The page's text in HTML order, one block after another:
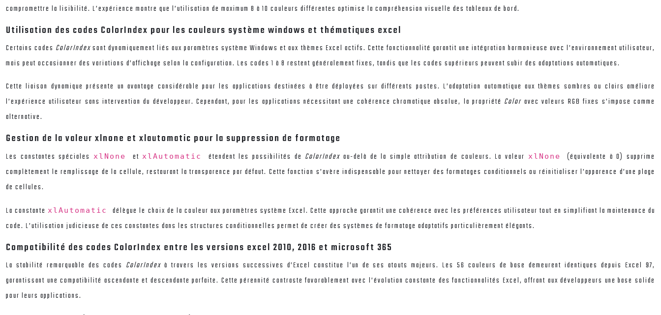
compromettre la lisibilité. L’expérience montre que l’utilisation de maximum 8 à 10 couleurs différentes optimise la compréhension visuelle des tableaux de bord.
Utilisation des codes ColorIndex pour les couleurs système windows et thématiques excel
Certains codes ColorIndexsont dynamiquement liés aux paramètres système Windows et aux thèmes Excel actifs. Cette fonctionnalité garantit une intégration harmonieuse avec l’environnement utilisateur,
mais peut occasionner des variations d’affichage selon la configuration. Les codes 1 à 8 restent généralement fixes, tandis que les codes supérieurs peuvent subir des adaptations automatiques.
Cette liaison dynamique présente un avantage considérable pour les applications destinées à être déployées sur différents postes. L’adaptation automatique aux thèmes sombres ou clairs améliore
l’expérience utilisateur sans intervention du développeur. Cependant, pour les applications nécessitant une cohérence chromatique absolue, la propriété Color avec valeurs RGB fixes s’impose comme
alternative.
Gestion de la valeur xlnone et xlautomatic pour la suppression de formatage
Les constantes spéciales xlNone etxlAutomatic étendent les possibilités de ColorIndex au-delà de la simple attribution de couleurs. La valeur xlNone(équivalente à 0) supprime
complètement le remplissage de la cellule, restaurant la transparence par défaut. Cette fonction s’avère indispensable pour nettoyer des formatages conditionnels ou réinitialiser l’apparence d’une plage
de cellules.
La constantexlAutomaticdélègue le choix de la couleur aux paramètres système Excel. Cette approche garantit une cohérence avec les préférences utilisateur tout en simplifiant la maintenance du
code. L’utilisation judicieuse de ces constantes dans les structures conditionnelles permet de créer des systèmes de formatage adaptatifs particulièrement élégants.
Compatibilité des codes ColorIndex entre les versions excel 2010, 2016 et microsoft 365
La stabilité remarquable des codes ColorIndex à travers les versions successives d’Excel constitue l’un de ses atouts majeurs. Les 56 couleurs de base demeurent identiques depuis Excel 97,
garantissant une compatibilité ascendante et descendante parfaite. Cette pérennité contraste favorablement avec l’évolution constante des fonctionnalités Excel, offrant aux développeurs une base solide
pour leurs applications.